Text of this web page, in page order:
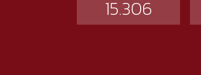
15.306